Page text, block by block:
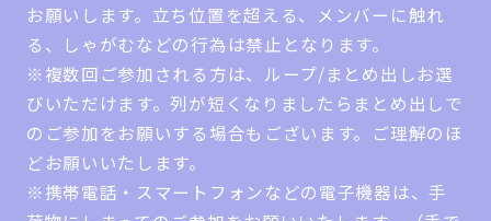
お願いします。立ち位置を超える、メンバーに触れ
る、しゃがむなどの行為は禁止となります。
※複数回ご参加される方は、ループ/まとめ出しお選
びいただけます。列が短くなりましたらまとめ出しで
のご参加をお願いする場合もございます。ご理解のほ
どお願いいたします。
※携帯電話・スマートフォンなどの電子機器は、手